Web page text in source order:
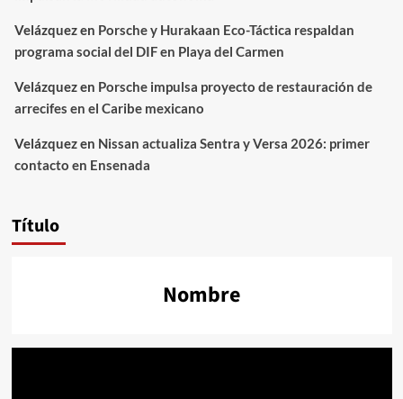
Velázquezen Porsche y Hurakaan Eco-Táctica respaldan
programa social del DIF en Playa del Carmen
Velázquezen Porsche impulsa proyecto de restauración de
arrecifes en el Caribe mexicano
Velázquezen Nissan actualiza Sentra y Versa 2026: primer
contacto en Ensenada
Título
Nombre